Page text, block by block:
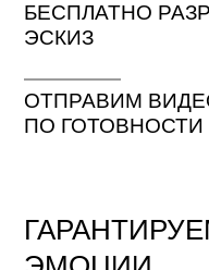
БЕСПЛАТНО
ЭСКИЗ
ОТПРАВИМ
ПО ГОТОВНОСТИ